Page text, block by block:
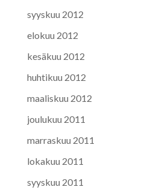
syyskuu 2012
elokuu 2012
kesäkuu 2012
huhtikuu 2012
maaliskuu 2012
joulukuu 2011
marraskuu 2011
lokakuu 2011
syyskuu 2011